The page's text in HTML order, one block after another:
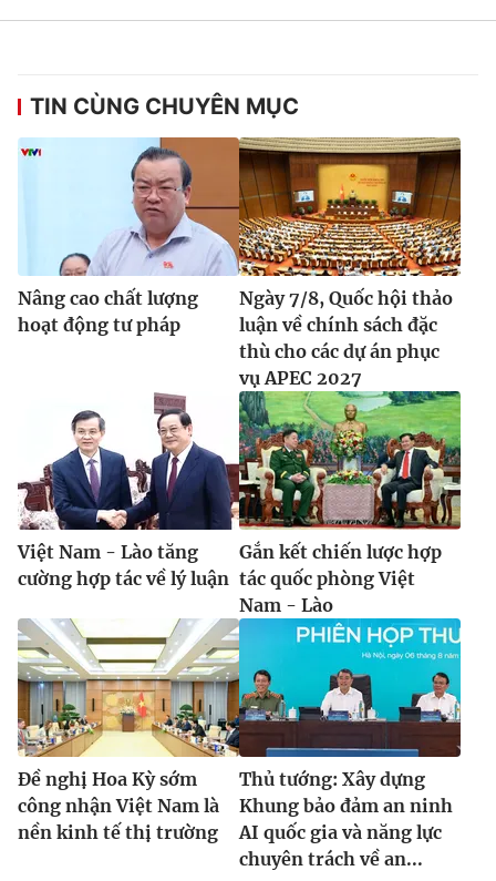
TIN CÙNG CHUYÊN MỤC
Nâng cao chất lượng
hoạt động tư pháp
Ngày 7/8, Quốc hội thảo
luận về chính sách đặc
thù cho các dự án phục
vụ APEC 2027
Việt Nam - Lào tăng
cường hợp tác về lý luận
Gắn kết chiến lược hợp
tác quốc phòng Việt
Nam - Lào
Đề nghị Hoa Kỳ sớm
công nhận Việt Nam là
nền kinh tế thị trường
Thủ tướng: Xây dựng
Khung bảo đảm an ninh
AI quốc gia và năng lực
chuyên trách về an...